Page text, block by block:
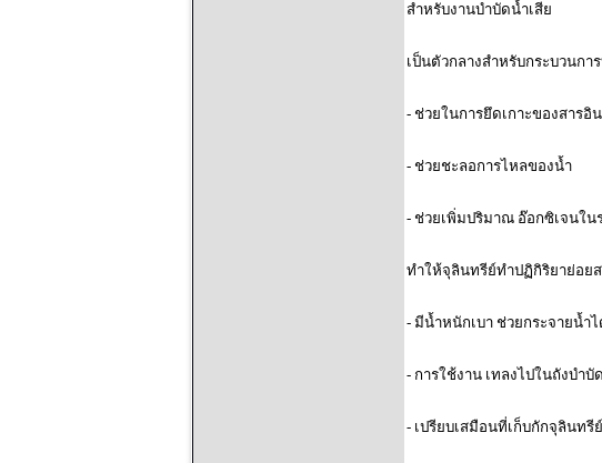
สำหรับงานบำบัดน้ำเสีย
เป็นตัวกลางสำหรับกระบวนกา
- ช่วยในการยึดเกาะของสารอิ
- ช่วยชะลอการไหลของน้ำ
- ช่วยเพิ่มปริมาณ อ๊อกซิเจนใน
ทำให้จุลินทรีย์ทำปฏิกิริยาย่อย
- มีน้ำหนักเบา ช่วยกระจายน้ำ
- การใช้งาน เทลงไปในถังบำ
- เปรียบเสมือนที่เก็บกักจุลินทรี